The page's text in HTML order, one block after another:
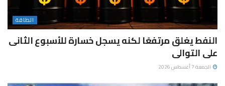
الطاقة
النفط يغلق مرتفعًا لكنه يسجل خسارة للأسبوع الثانى
على التوالى
الجمعة 7 أغسطس 2026